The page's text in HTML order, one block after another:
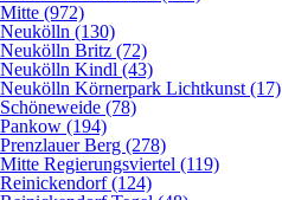
Mitte (972)
Neukölln (130)
Neukölln Britz (72)
Neukölln Kindl (43)
Neukölln Körnerpark Lichtkunst (17)
Schöneweide (78)
Pankow (194)
Prenzlauer Berg (278)
Mitte Regierungsviertel (119)
Reinickendorf (124)